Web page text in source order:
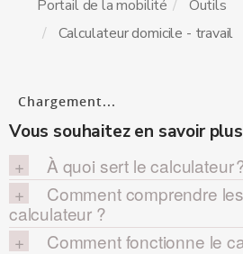
Portail de la mobilité
Outils
Calculateur domicile - travail
Chargement...
Vous souhaitez en savoir
À quoi sert le calculateur
Comment comprendre
calculateur ?
Comment fonctionne le